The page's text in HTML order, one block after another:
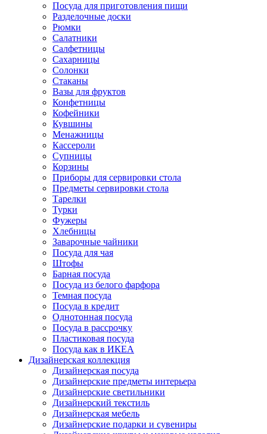
Посуда для приготовления пищи
Разделочные доски
Рюмки
Салатники
Салфетницы
Сахарницы
Солонки
Стаканы
Вазы для фруктов
Конфетницы
Кофейники
Кувшины
Менажницы
Кассероли
Супницы
Корзины
Приборы для сервировки стола
Предметы сервировки стола
Тарелки
Турки
Фужеры
Хлебницы
Заварочные чайники
Посуда для чая
Штофы
Барная посуда
Посуда из белого фарфора
Темная посуда
Посуда в кредит
Однотонная посуда
Посуда в рассрочку
Пластиковая посуда
Посуда как в ИКЕА
Дизайнерская коллекция
Дизайнерская посуда
Дизайнерские предметы интерьера
Дизайнерские светильники
Дизайнерский текстиль
Дизайнерская мебель
Дизайнерские подарки и сувениры